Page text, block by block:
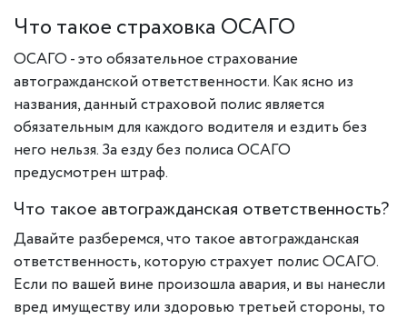
Что такое страховка ОСАГО
ОСАГО - это обязательное страхование
автогражданской ответственности. Как ясно из
названия, данный страховой полис является
обязательным для каждого водителя и ездить без
него нельзя. За езду без полиса ОСАГО
предусмотрен штраф.
Что такое автогражданская ответственность?
Давайте разберемся, что такое автогражданская
ответственность, которую страхует полис ОСАГО.
Если по вашей вине произошла авария, и вы нанесли
вред имуществу или здоровью третьей стороны, то